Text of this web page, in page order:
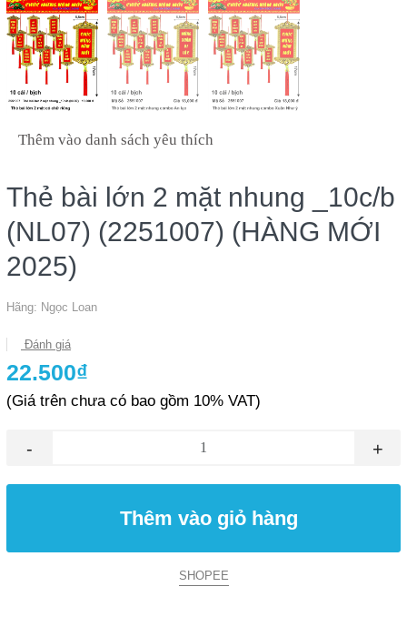
Thêm vào danh sách yêu thích
Thẻ bài lớn 2 mặt nhung _10c/b
(NL07) (2251007) (HÀNG MỚI
2025)
Hãng: Ngọc Loan
Đánh giá
22.500₫
(Giá trên chưa có bao gồm 10% VAT)
- +
Thêm vào giỏ hàng
SHOPEE